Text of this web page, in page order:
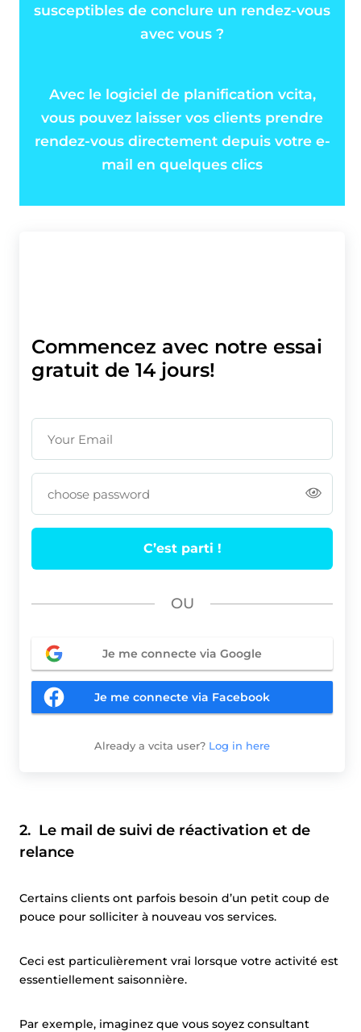
susceptibles de conclure un rendez-vous
avec vous ?
Avec le logiciel de planification vcita,
vous pouvez laisser vos clients prendre
rendez-vous directement depuis votre e-
mail en quelques clics
Commencez avec notre essai
gratuit de 14 jours!
Your Email
choose password
Already a vcita user? Log in here
C’est parti !
OU
Je me connecte via Google
Je me connecte via Facebook
2. Le mail de suivi de réactivation et de
relance
Certains clients ont parfois besoin d’un petit coup de
pouce pour solliciter à nouveau vos services.
Ceci est particulièrement vrai lorsque votre activité est
essentiellement saisonnière.
Par exemple, imaginez que vous soyez consultant